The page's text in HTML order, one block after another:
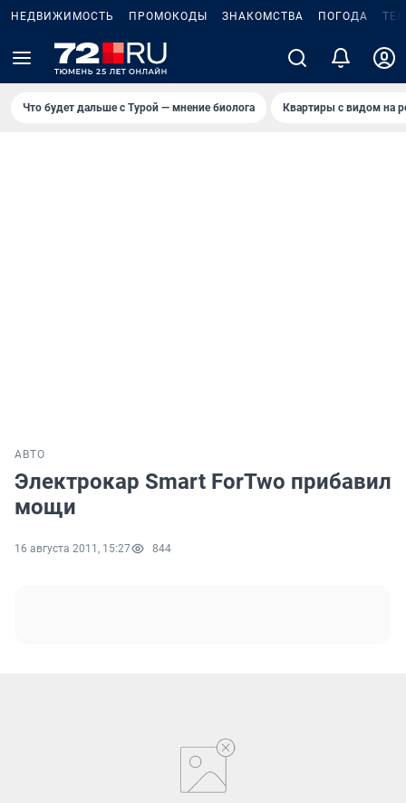
НЕДВИЖИМОСТЬ ПРОМОКОДЫ ЗНАКОМСТВА ПОГОДА
Что будет дальше с Турой — мнение биолога Квартиры с видом на
АВТО
Электрокар Smart ForTwo прибавил
мощи
16 августа 2011, 15:27 844